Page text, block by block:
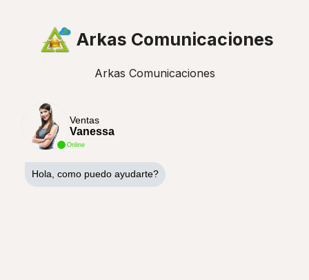
Arkas Comunicaciones
Arkas Comunicaciones
Online
Ventas
Vanessa
Hola, como puedo ayudarte?